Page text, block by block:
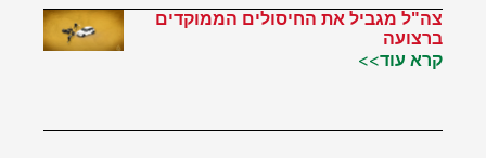
צה"ל מגביל את החיסולים הממוקדים
ברצועה
קרא עוד>>